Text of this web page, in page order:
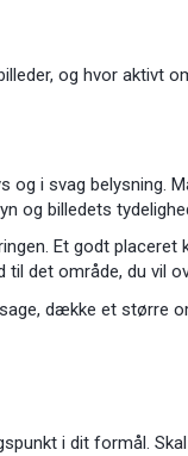
og hvor aktivt
og i svag belysning.
og billedets
Et godt placeret
det område, du vil
dække et større
i dit formål.